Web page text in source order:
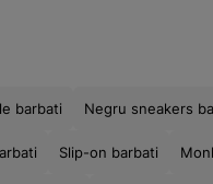
barbati Negru sneakers
Slip-on barbati